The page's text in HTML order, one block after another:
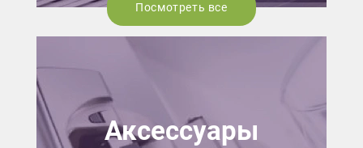
Посмотреть все
Аксессуары